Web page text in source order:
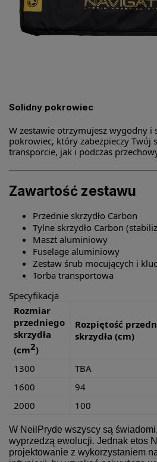
Solidny pokrowiec
W zestawie otrzymujesz wygodny i
pokrowiec, który zabezpieczy Twój
transporcie, jak i podczas
Zawartość zestawu
Przednie skrzydło Carbon
Tylne skrzydło Carbon
Maszt aluminiowy
Fuselage aluminiowy
Zestaw śrub mocujących i
Torba transportowa
Specyfikacja
Rozmiar
przedniego
skrzydła
(cm2)
Rozpiętość
skrzydła (cm)
1300 TBA
1600
94
2000
100
W NeilPryde wszyscy są
wyprzedzą ewolucji. Jednak etos
projektowanie z wykorzystaniem